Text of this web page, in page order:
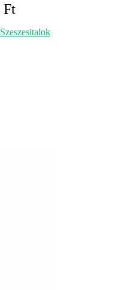
Ft
Szeszesitalok